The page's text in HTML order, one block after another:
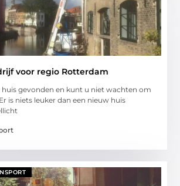
voor regio Rotterdam
huis gevonden en kunt u niet wachten om
is niets leuker dan een nieuw huis